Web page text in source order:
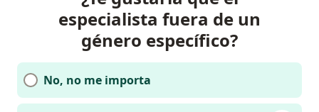
especialista fuera de un
género específico?
No, no me importa